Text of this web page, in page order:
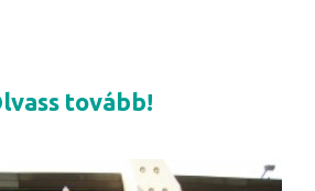
tovább!